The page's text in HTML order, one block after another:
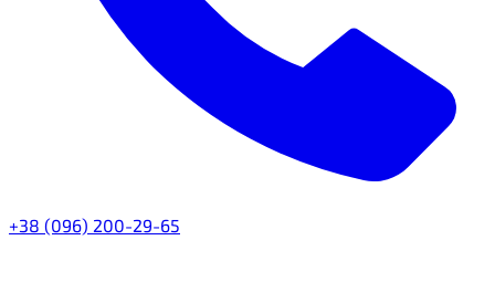
+38 (096) 200-29-65